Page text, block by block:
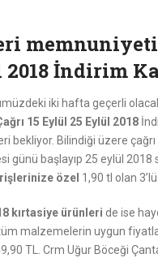
İndirim
iki hafta geçerli
15 Eylül 25 Eylül 2018
bekliyor. Bilindiği üzere
günü başlayıp 25 eylül 2018
özel 1,90 tl olan
kırtasiye ürünleri de ise
malzemelerin uygun
TL. Crm Uğur Böceği